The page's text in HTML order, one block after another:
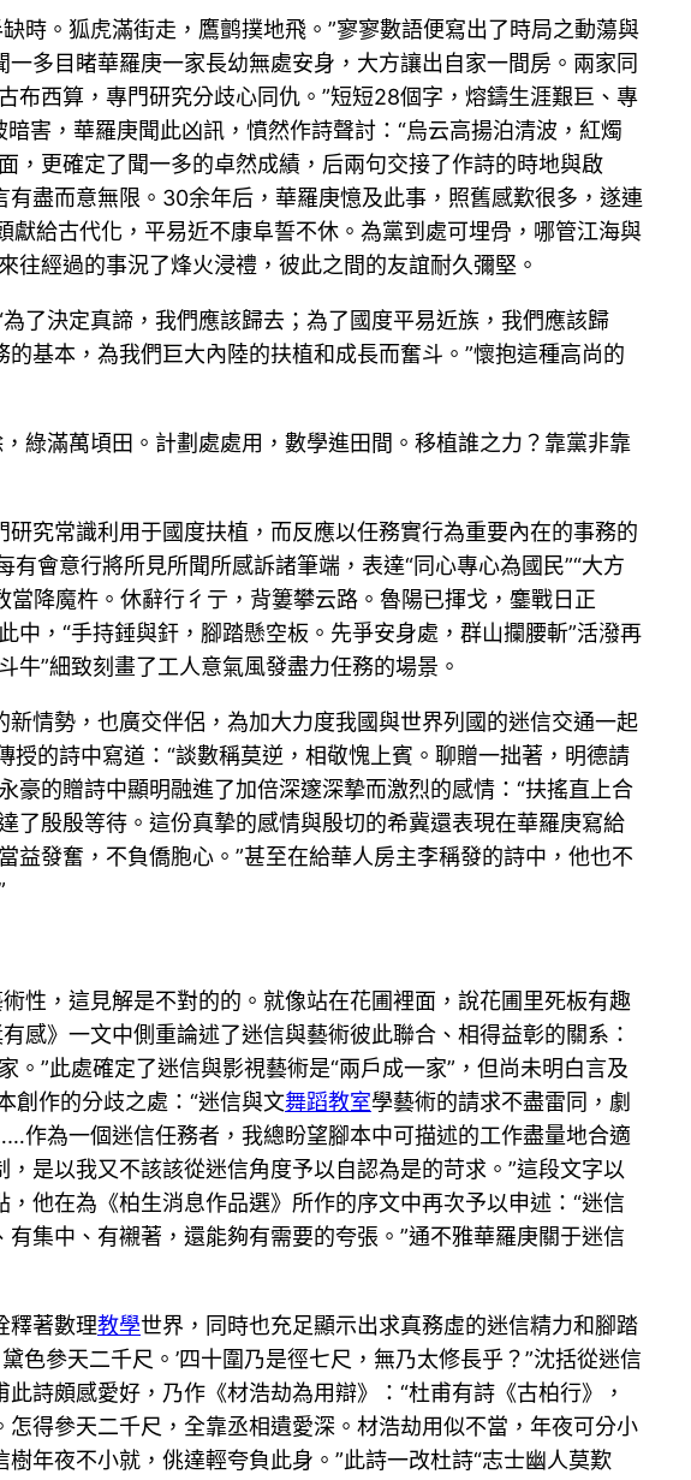
時。狐虎滿街走，鷹鹯撲地飛。”寥寥數語便寫出了時局之動蕩與
多目睹華羅庚一家長幼無處安身，大方讓出自家一間房。兩家同
布西算，專門研究分歧心同仇。”短短28個字，熔鑄生涯艱巨、專
害，華羅庚聞此凶訊，憤然作詩聲討：“烏云高揚泊清波，紅燭
，更確定了聞一多的卓然成績，后兩句交接了作詩的時地與啟
盡而意無限。30余年后，華羅庚憶及此事，照舊感歎很多，遂連
給古代化，平易近不康阜誓不休。為黨到處可埋骨，哪管江海與
經過的事況了烽火浸禮，彼此之間的友誼耐久彌堅。
了決定真諦，我們應該歸去；為了國度平易近族，我們應該歸
基本，為我們巨大內陸的扶植和成長而奮斗。”懷抱這種高尚的
綠滿萬頃田。計劃處處用，數學進田間。移植誰之力？靠黨非靠
究常識利用于國度扶植，而反應以任務實行為重要內在的事務的
會意行將所見所聞所感訴諸筆端，表達“同心專心為國民”“大方
降魔杵。休辭行彳亍，背簍攀云路。魯陽已揮戈，鏖戰日正
，“手持錘與釬，腳踏懸空板。先爭安身處，群山攔腰斬”活潑再
”細致刻畫了工人意氣風發盡力任務的場景。
情勢，也廣交伴侶，為加大力度我國與世界列國的迷信交通一起
的詩中寫道：“談數稱莫逆，相敬愧上賓。聊贈一拙著，明德請
的贈詩中顯明融進了加倍深邃深摯而激烈的感情：“扶搖直上合
了殷殷等待。這份真摯的感情與殷切的希冀還表現在華羅庚寫給
發奮，不負僑胞心。”甚至在給華人房主李稱發的詩中，他也不
性，這見解是不對的的。就像站在花圃裡面，說花圃里死板有趣
感》一文中側重論述了迷信與藝術彼此聯合、相得益彰的關系：
”此處確定了迷信與影視藝術是“兩戶成一家”，但尚未明白言及
創作的分歧之處：“迷信與文舞蹈教室學藝術的請求不盡雷同，劇
作為一個迷信任務者，我總盼望腳本中可描述的工作盡量地合適
是以我又不該該從迷信角度予以自認為是的苛求。”這段文字以
他在為《柏生消息作品選》所作的序文中再次予以申述：“迷信
集中、有襯著，還能夠有需要的夸張。”通不雅華羅庚關于迷信
釋著數理教學世界，同時也充足顯示出求真務虛的迷信精力和腳踏
色參天二千尺。’四十圍乃是徑七尺，無乃太修長乎？”沈括從迷信
詩頗感愛好，乃作《材浩劫為用辯》：“杜甫有詩《古柏行》，
得參天二千尺，全靠丞相遺愛深。材浩劫用似不當，年夜可分小
年夜不小就，佻達輕夸負此身。”此詩一改杜詩“志士幽人莫歎